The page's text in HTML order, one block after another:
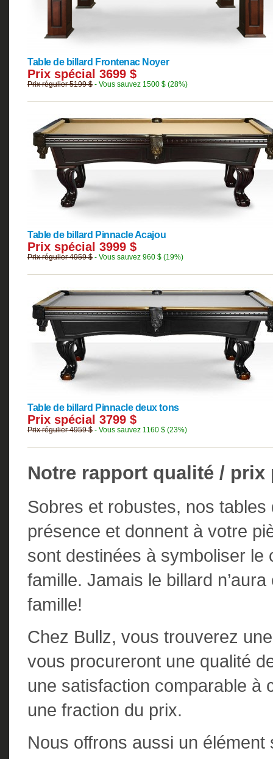
Table de billard Frontenac Noyer
Prix spécial 3699 $
Prix régulier 5199 $ - Vous sauvez 1500 $ (28%)
Table de billard PinnacleAcajou
Prix spécial 3999 $
Prix régulier 4959 $ - Vous sauvez 960 $ (19%)
Table de billard Pinnacle deux tons
Prix spécial 3799 $
Prix régulier 4959 $ - Vous sauvez 1160 $ (23%)
Notre rapport qualité /
Sobres et robustes, nos
présence et donnent à votre
sont destinées à symboliser le
famille. Jamais le billard
famille!
Chez Bullz, vous trouverez
vous procureront une qualité
une satisfaction comparable à
une fraction du prix.
Nous offrons aussi un